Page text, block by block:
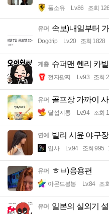
풀소유 Lv.86 조회
유머 속보)내일부터
Dogdrip Lv.20 조회 1828
계층 슈퍼맨 헨리 카
전자팔찌 Lv.93 조회
유머 골프장 가까이
달섭지롱 Lv.94 조회
연예 빌리 시윤 야구
입사 Lv.94 조회 995
유머 ㅎㅂ)응용편
아몬드봉봉 Lv.84 조
유머 일본의 실외기